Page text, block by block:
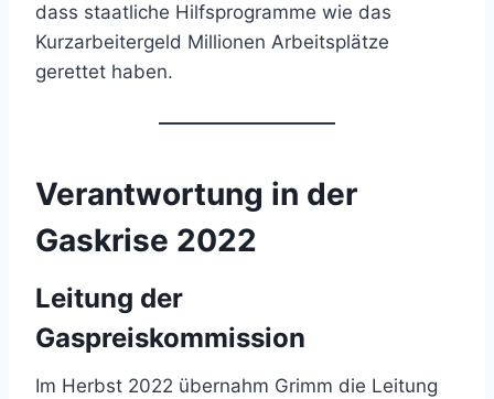
dass staatliche Hilfsprogramme wie das
Kurzarbeitergeld Millionen Arbeitsplätze
gerettet haben.
Verantwortung in der
Gaskrise 2022
Leitung der
Gaspreiskommission
Im Herbst 2022 übernahm Grimm die Leitung